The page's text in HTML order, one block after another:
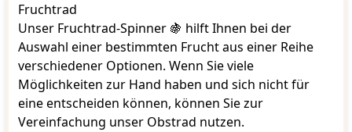
Fruchtrad
Unser Fruchtrad-Spinner 🍇 hilft Ihnen bei der
Auswahl einer bestimmten Frucht aus einer Reihe
verschiedener Optionen. Wenn Sie viele
Möglichkeiten zur Hand haben und sich nicht für
eine entscheiden können, können Sie zur
Vereinfachung unser Obstrad nutzen.